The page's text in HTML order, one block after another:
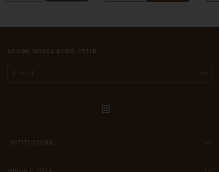
ASSINE NOSSA NEWSLETTER
INSTITUCIONAL